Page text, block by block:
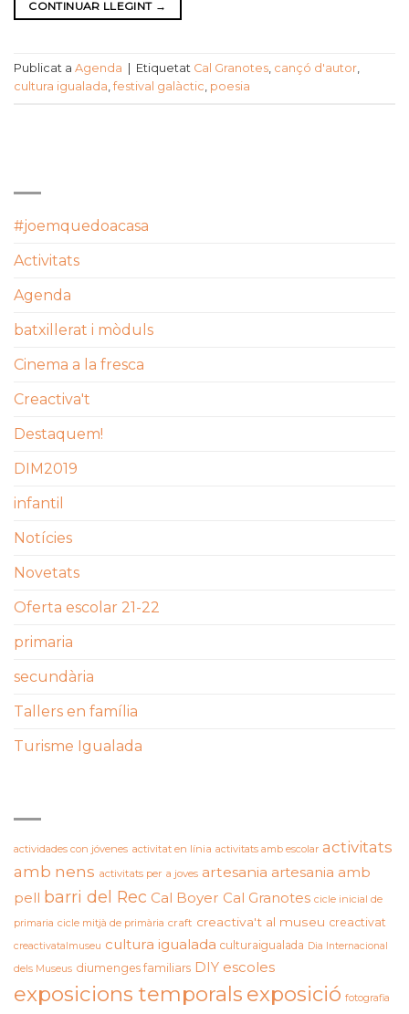
CONTINUAR LLEGINT →
Publicat a Agenda Etiquetat Cal Granotes, cançó d'autor,
cultura igualada, festival galàctic, poesia
#joemquedoacasa
Activitats
Agenda
batxillerat i mòduls
Cinema a la fresca
Creactiva't
Destaquem!
DIM2019
infantil
Notícies
Novetats
Oferta escolar 21-22
primaria
secundària
Tallers en família
Turisme Igualada
actividades con jóvenes activitat en línia activitats amb escolar activitats
amb nens activitats per a joves artesania artesania amb
pell barri del Rec Cal Boyer Cal Granotes cicle inicial de
primaria cicle mitjà de primària craft creactiva't al museu creactivat
creactivatalmuseu cultura igualada culturaigualada Dia Internacional
dels Museus diumenges familiars DIY escoles
exposicions temporals exposició fotografia